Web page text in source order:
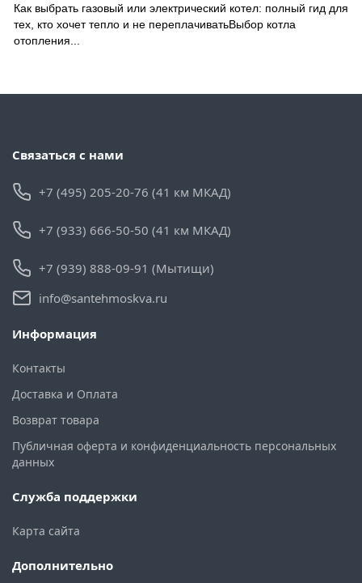
Как выбрать газовый или электрический котел: полный гид для
тех, кто хочет тепло и не переплачиватьВыбор котла
отопления...
Связаться с нами
+7 (495) 205-20-76 (41 км МКАД)
+7 (933) 666-50-50 (41 км МКАД)
+7 (939) 888-09-91 (Мытищи)
info@santehmoskva.ru
Информация
Контакты
Доставка и Оплата
Возврат товара
Публичная оферта и конфиденциальность персональных
данных
Служба поддержки
Карта сайта
Дополнительно